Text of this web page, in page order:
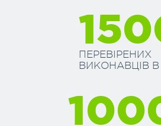
ПЕРЕВІРЕНИХ
ВИКОНАВЦІВ В